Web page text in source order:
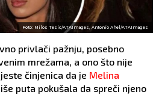
Foto: Milos Tesic/ATAImages, Antonio Ahel/ATAImages
privlači pažnju, posebno
mrežama, a ono što nije
činjenica da je Melina
puta pokušala da spreči njeno